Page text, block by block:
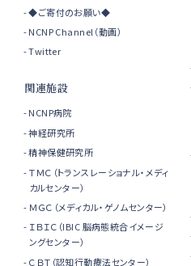
◆ご寄付のお願い◆
NCNP Channel（動画）
Twitter
関連施設
NCNP病院
神経研究所
精神保健研究所
ＴＭＣ（トランスレーショナル・メディ
カルセンター）
ＭＧＣ（メディカル・ゲノムセンター）
ＩＢＩＣ（IBIC 脳病態統合イメージ
ングセンター）
ＣＢＴ（認知行動療法センター）